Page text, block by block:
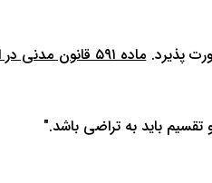
پذیرد.
ماده ٥٩١ قانون
باید به تراضی ‌باشد."